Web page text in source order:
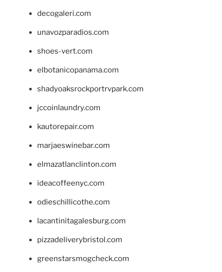
decogaleri.com
unavozparadios.com
shoes-vert.com
elbotanicopanama.com
shadyoaksrockportrvpark.com
jccoinlaundry.com
kautorepair.com
marjaeswinebar.com
elmazatlanclinton.com
ideacoffeenyc.com
odieschillicothe.com
lacantinitagalesburg.com
pizzadeliverybristol.com
greenstarsmogcheck.com